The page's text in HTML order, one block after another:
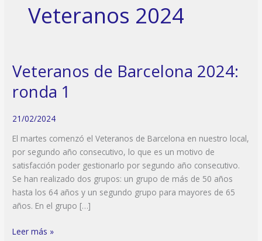
Veteranos 2024
Veteranos de Barcelona 2024:
ronda 1
21/02/2024
El martes comenzó el Veteranos de Barcelona en nuestro local,
por segundo año consecutivo, lo que es un motivo de
satisfacción poder gestionarlo por segundo año consecutivo.
Se han realizado dos grupos: un grupo de más de 50 años
hasta los 64 años y un segundo grupo para mayores de 65
años. En el grupo […]
Veteranos
Leer más »